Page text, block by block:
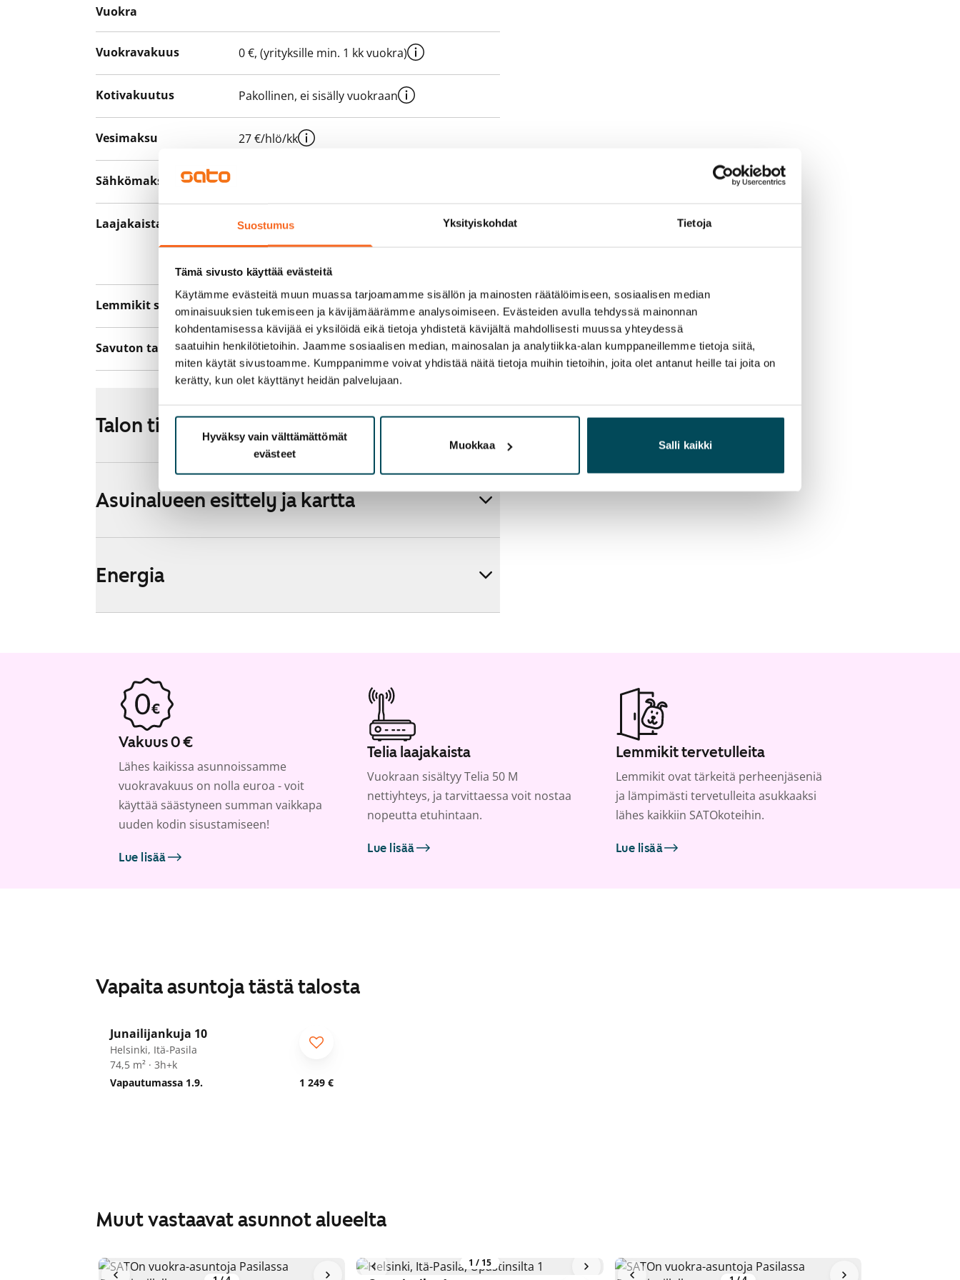
Suostumus Yksityiskohdat Tietoja
Tämä sivusto käyttää evästeitä
Käytämme evästeitä muun muassa tarjoamamme sisällön ja mainosten räätälöimiseen, sosiaalisen median
ominaisuuksien tukemiseen ja kävijämäärämme analysoimiseen. Evästeiden avulla tehdyssä mainonnan
kohdentamisessa kävijää ei yksilöidä eikä tietoja yhdistetä kävijältä mahdollisesti muussa yhteydessä
saatuihin henkilötietoihin. Jaamme sosiaalisen median, mainosalan ja analytiikka-alan kumppaneillemme tietoja siitä,
miten käytät sivustoamme. Kumppanimme voivat yhdistää näitä tietoja muihin tietoihin, joita olet antanut heille tai joita on
kerätty, kun olet käyttänyt heidän palvelujaan.
Hyväksy vain välttämättömät
evästeet
Muokkaa Salli kaikki
Vuokra
Vuokravakuus 0 €, (yrityksille min. 1 kk vuokra)
Kotivakuutus Pakollinen, ei sisälly vuokraan
Vesimaksu 27 €/hlö/kk
Sähkömaksu
Laajakaista
Vuokraan sisältyy 50 M laajakaistaliittymä. Voit
hankkia lisänopeutta etuhintaan ottamalla
Lemmikit sallittu Kyllä
Savuton talo Ei
Talon tiedot
Asuinalueen esittely ja kartta
Energia
Vakuus 0 €
Lähes kaikissa asunnoissamme
vuokravakuus on nolla euroa - voit
käyttää säästyneen summan vaikkapa
uuden kodin sisustamiseen!
Lue lisää
Telia laajakaista
Vuokraan sisältyy Telia 50 M
nettiyhteys, ja tarvittaessa voit nostaa
nopeutta etuhintaan.
Lue lisää
Lemmikit tervetulleita
Lemmikit ovat tärkeitä perheenjäseniä
ja lämpimästi tervetulleita asukkaaksi
lähes kaikkiin SATOkoteihin.
Lue lisää
Vapaita asuntoja tästä talosta
Junailijankuja 10
Helsinki, Itä-Pasila
74,5 m² · 3h+k
Vapautumassa 1.9.
1 249 €
Muut vastaavat asunnot alueelta
1 / 15